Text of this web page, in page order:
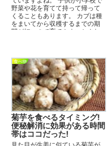
野菜や花を育てて持って帰って
くることもあります。 カブは種
をまいてから収穫するまでの期
間が短いので育てやすいとされ
食べ物
菊芋を食べるタイミング!
便秘解消に効果がある時間
帯はココだった!